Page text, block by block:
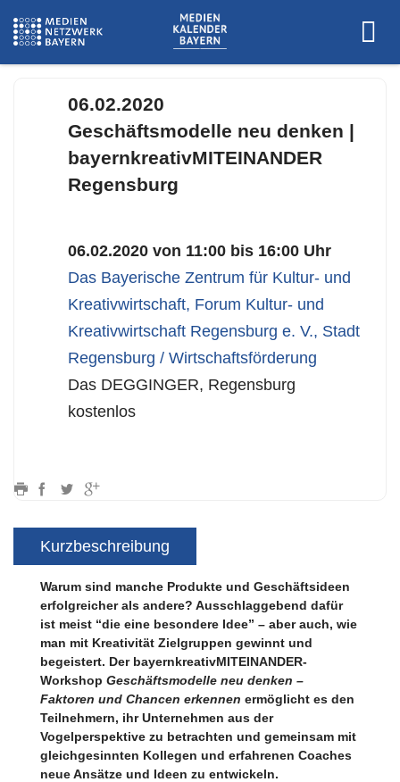
06.02.2020
Geschäftsmodelle neu denken |
bayernkreativMITEINANDER
Regensburg
06.02.2020 von 11:00 bis 16:00 Uhr
Das Bayerische Zentrum für Kultur- und
Kreativwirtschaft, Forum Kultur- und
Kreativwirtschaft Regensburg e. V., Stadt
Regensburg / Wirtschaftsförderung
Das DEGGINGER, Regensburg
kostenlos
Kurzbeschreibung
Warum sind manche Produkte und Geschäftsideen
erfolgreicher als andere? Ausschlaggebend dafür
ist meist “die eine besondere Idee” – aber auch, wie
man mit Kreativität Zielgruppen gewinnt und
begeistert. Der bayernkreativMITEINANDER-
Workshop Geschäftsmodelle neu denken –
Faktoren und Chancen erkennen ermöglicht es den
Teilnehmern, ihr Unternehmen aus der
Vogelperspektive zu betrachten und gemeinsam mit
gleichgesinnten Kollegen und erfahrenen Coaches
neue Ansätze und Ideen zu entwickeln.